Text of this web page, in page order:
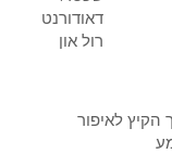
הקיץ לאיפור